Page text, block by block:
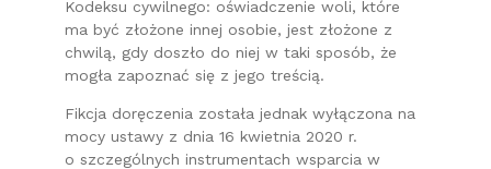
Kodeksu cywilnego: oświadczenie woli, które
ma być złożone innej osobie, jest złożone z
chwilą, gdy doszło do niej w taki sposób, że
mogła zapoznać się z jego treścią.
Fikcja doręczenia została jednak wyłączona na
mocy ustawy z dnia 16 kwietnia 2020 r.
o szczególnych instrumentach wsparcia w